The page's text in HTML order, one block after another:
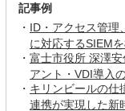
記事例
ID・アクセス管理
に対応するSIEM
富士市役所 深澤
アント・VDI導入
キリンビールの仕
連携が実現した新